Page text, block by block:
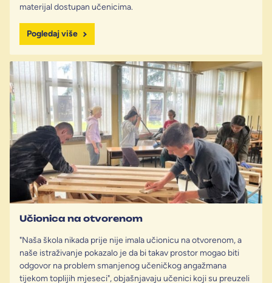
materijal dostupan učenicima.
Pogledaj više
Učionica na otvorenom
"Naša škola nikada prije nije imala učionicu na otvorenom, a
naše istraživanje pokazalo je da bi takav prostor mogao biti
odgovor na problem smanjenog učeničkog angažmana
tijekom toplijih mjeseci", objašnjavaju učenici koji su preuzeli